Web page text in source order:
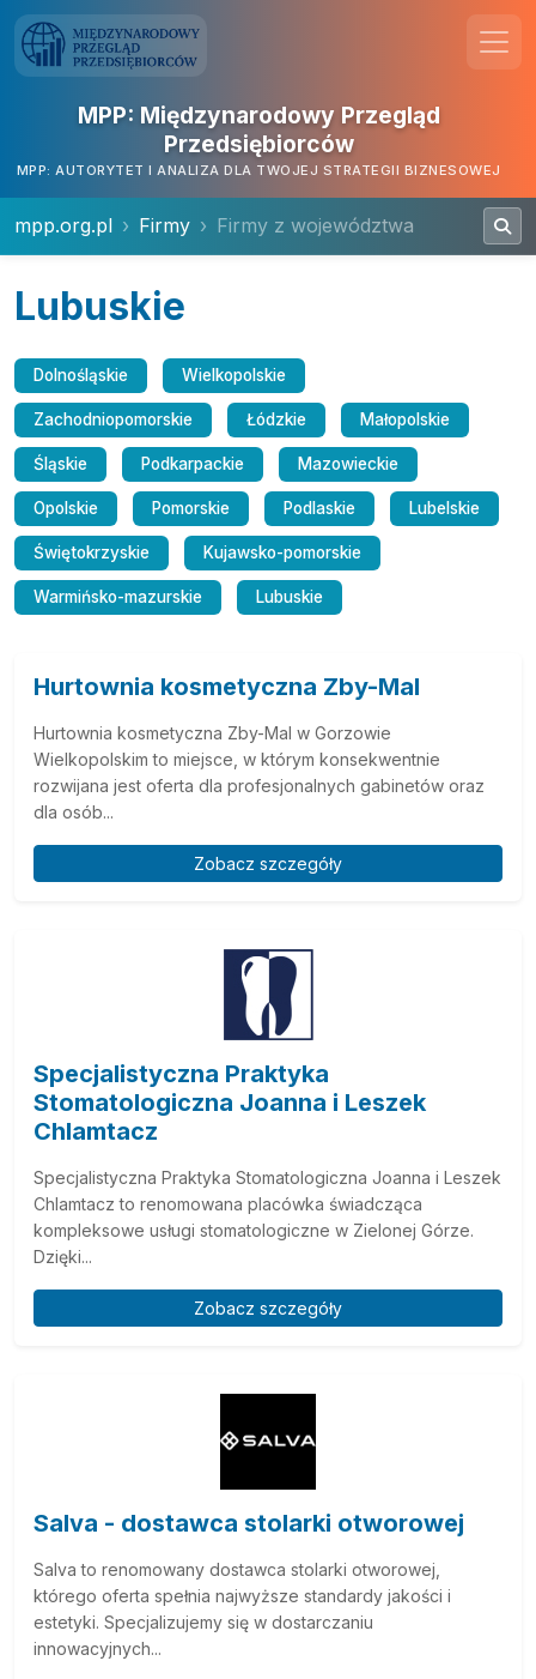
MPP: Międzynarodowy Przegląd
Przedsiębiorców
MPP: AUTORYTET I ANALIZA DLA TWOJEJ STRATEGII BIZNESOWEJ
mpp.org.pl Firmy Firmy z województwa
Lubuskie
Dolnośląskie Wielkopolskie
Zachodniopomorskie Łódzkie Małopolskie
Śląskie Podkarpackie Mazowieckie
Opolskie Pomorskie Podlaskie Lubelskie
Świętokrzyskie Kujawsko-pomorskie
Warmińsko-mazurskie Lubuskie
Hurtownia kosmetyczna Zby-Mal
Hurtownia kosmetyczna Zby-Mal w Gorzowie
Wielkopolskim to miejsce, w którym konsekwentnie
rozwijana jest oferta dla profesjonalnych gabinetów oraz
dla osób...
Zobacz szczegóły
Specjalistyczna Praktyka
Stomatologiczna Joanna i Leszek
Chlamtacz
Specjalistyczna Praktyka Stomatologiczna Joanna i Leszek
Chlamtacz to renomowana placówka świadcząca
kompleksowe usługi stomatologiczne w Zielonej Górze.
Dzięki...
Zobacz szczegóły
Salva - dostawca stolarki otworowej
Salva to renomowany dostawca stolarki otworowej,
którego oferta spełnia najwyższe standardy jakości i
estetyki. Specjalizujemy się w dostarczaniu
innowacyjnych...